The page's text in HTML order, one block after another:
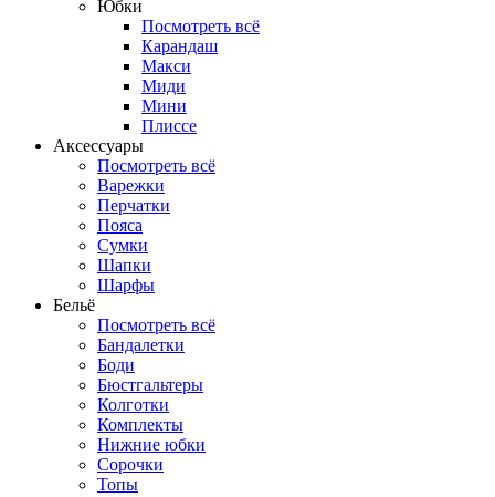
Юбки
Посмотреть всё
Карандаш
Макси
Миди
Мини
Плиссе
Аксессуары
Посмотреть всё
Варежки
Перчатки
Пояса
Сумки
Шапки
Шарфы
Бельё
Посмотреть всё
Бандалетки
Боди
Бюстгальтеры
Колготки
Комплекты
Нижние юбки
Сорочки
Топы